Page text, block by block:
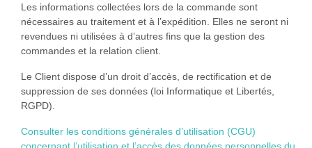
Les informations collectées lors de la commande sont
nécessaires au traitement et à l’expédition. Elles ne seront ni
revendues ni utilisées à d’autres fins que la gestion des
commandes et la relation client.
Le Client dispose d’un droit d’accès, de rectification et de
suppression de ses données (loi Informatique et Libertés,
RGPD).
Consulter les conditions générales d’utilisation (CGU)